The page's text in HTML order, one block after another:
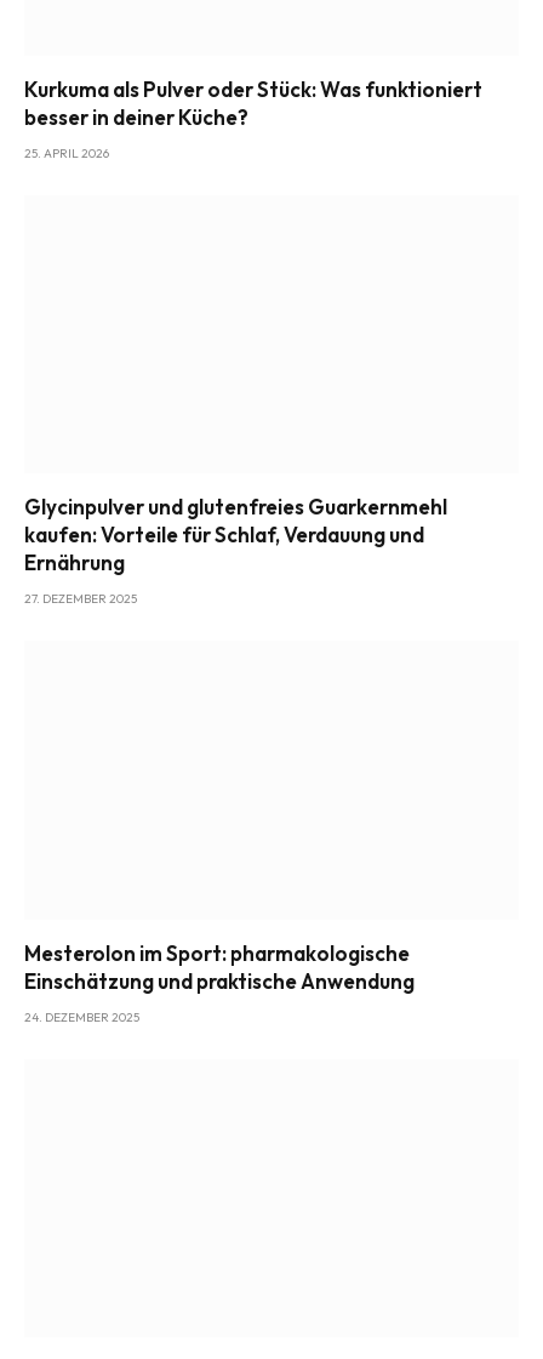
Kurkuma als Pulver oder Stück: Was funktioniert
besser in deiner Küche?
25. APRIL 2026
Glycinpulver und glutenfreies Guarkernmehl
kaufen: Vorteile für Schlaf, Verdauung und
Ernährung
27. DEZEMBER 2025
Mesterolon im Sport: pharmakologische
Einschätzung und praktische Anwendung
24. DEZEMBER 2025